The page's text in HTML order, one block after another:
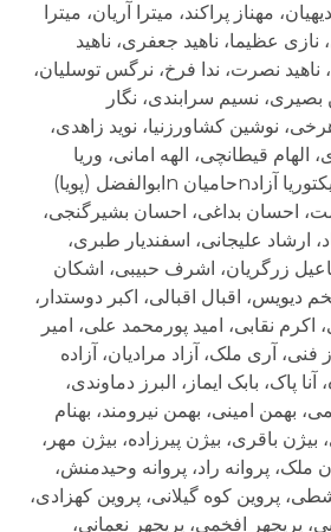
مهناز پراکند، میترا آریان، میترا
نازی عظیما، ناهید جعفری، ناهید
ناهید نصرت، ندا فرخ، نرگس توسلیان،
نسیم سرابندی، نگار
نوشین کشاورزنیا، نوید زاهدی،
الهام قیطانچی، الهه امانی، وریا
بوداغی، ویدا حاجبی، ویکتوریا آزادnحامیان nابوالفضل (پویا)
احسان بداغی، احسان بشیرگنجی،
ارشاد علیجانی، اسفندیار طبری،
زرگریان، اشرف حبیبی، اشکان
دیویس، اقبال اقبالی، اکبر دوستدار،
اکرم نقابی، امید پورمحمد علی، امیر
فنی، آری ملک، آزاد مرادیان، آزاده
پاک، بابک ایماز، البرز دماوندی،
بهمن امینی، بهمن نیرومند، بهنام
باقری، بیژن پیرزاده، بیژن مهر،
ملک، پروانه راد، پروانه وحیدمنش،
پروین کوه گیلانی، پروین کهزادی،
پریچهر افخمی، پریچهر نعمانی،